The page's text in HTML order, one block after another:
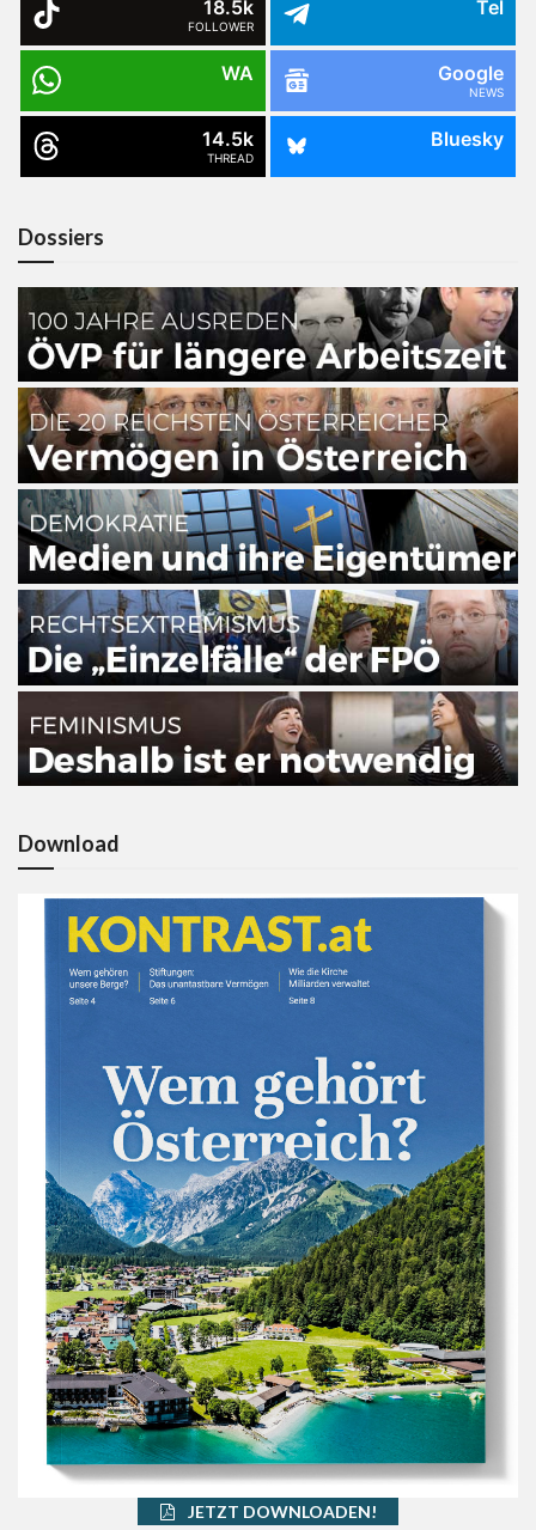
18.5k
FOLLOWER
Tel
WA Google
NEWS
14.5k
THREAD
Bluesky
Dossiers
Download
JETZT DOWNLOADEN!